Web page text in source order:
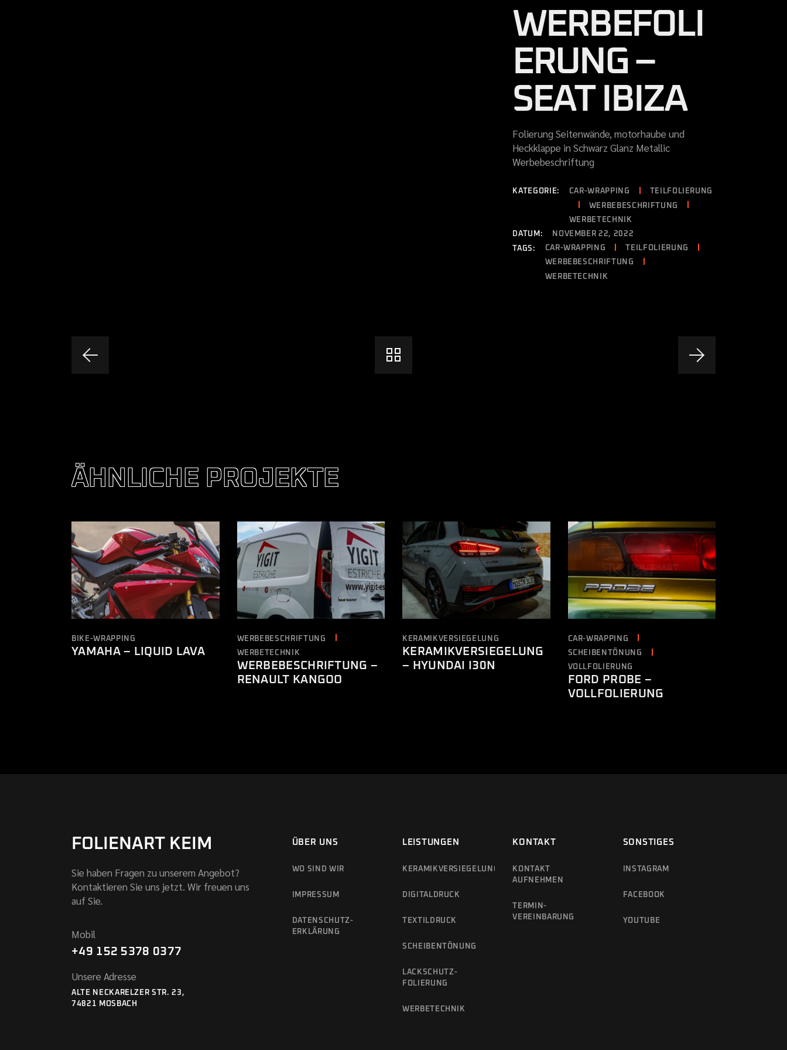
WERBEFOLI
ERUNG –
SEAT IBIZA
Folierung Seitenwände, motorhaube und
Heckklappe in Schwarz Glanz Metallic
Werbebeschriftung
KATEGORIE: CAR-WRAPPING
TEILFOLIERUNG
WERBEBESCHRIFTUNG
WERBETECHNIK
DATUM:
NOVEMBER 22, 2022
TAGS:
CAR-WRAPPING
TEILFOLIERUNG
WERBEBESCHRIFTUNG
WERBETECHNIK
ÄHNLICHE PROJEKTE
BIKE-WRAPPING
YAMAHA – LIQUID LAVA
WERBEBESCHRIFTUNG
WERBETECHNIK
WERBEBESCHRIFTUNG –
RENAULT KANGOO
KERAMIKVERSIEGELUNG
KERAMIKVERSIEGELUNG
– HYUNDAI I30N
CAR-WRAPPING
SCHEIBENTÖNUNG
VOLLFOLIERUNG
FORD PROBE –
VOLLFOLIERUNG
FOLIENART KEIM
Sie haben Fragen zu unserem Angebot?
Kontaktieren Sie uns jetzt. Wir freuen uns
auf Sie.
Mobil
+49 152 5378 0377
Unsere Adresse
ALTE NECKARELZER STR. 23,
74821 MOSBACH
ÜBER UNS
WO SIND WIR
IMPRESSUM
DATENSCHUTZ­
ERKLÄRUNG
LEISTUNGEN
KERAMIKVERSIEGELUNG
DIGITALDRUCK
TEXTILDRUCK
SCHEIBENTÖNUNG
LACKSCHUTZ­
FOLIERUNG
WERBETECHNIK
KONTAKT
KONTAKT
AUFNEHMEN
TERMIN­
VEREINBARUNG­
SONSTIGES
INSTAGRAM
FACEBOOK
YOUTUBE